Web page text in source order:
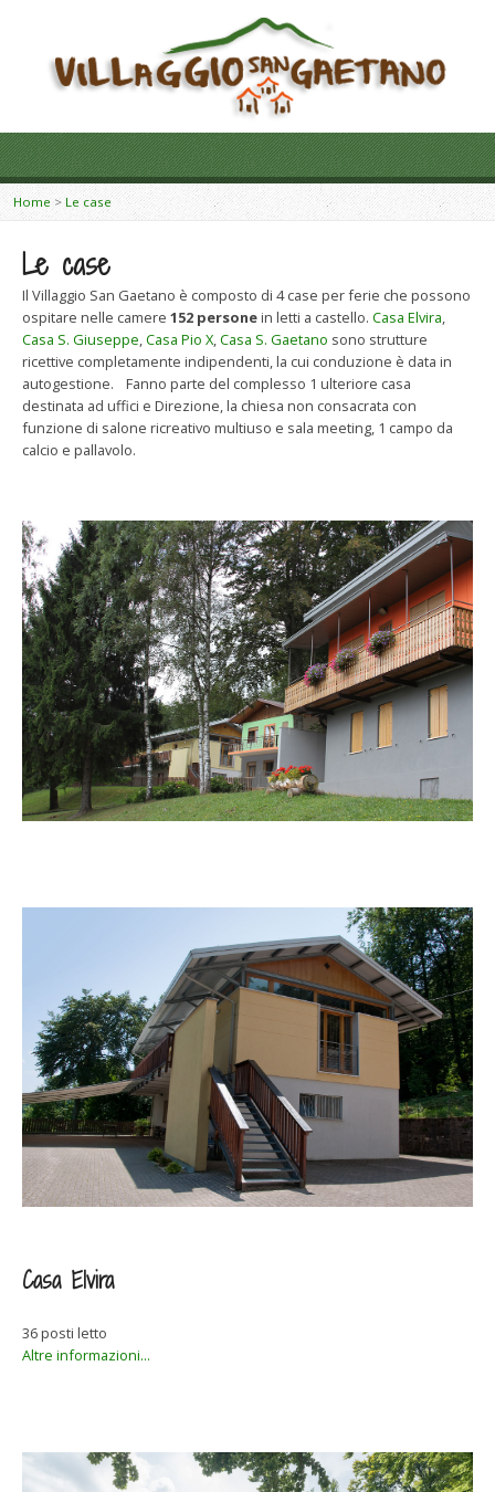
Home > Le case
Le case
Il Villaggio San Gaetano è composto di 4 case per ferie che possono
ospitare nelle camere 152 personein letti a castello. Casa Elvira,
Casa S. Giuseppe,Casa Pio X,Casa S. Gaetano sono strutture
ricettive completamente indipendenti, la cui conduzione è data in
autogestione. Fanno parte del complesso 1 ulteriore casa
destinata ad uffici e Direzione, la chiesa non consacrata con
funzione di salone ricreativo multiuso e sala meeting, 1 campo da
calcio e pallavolo.
Casa Elvira
36 posti letto
Altre informazioni...